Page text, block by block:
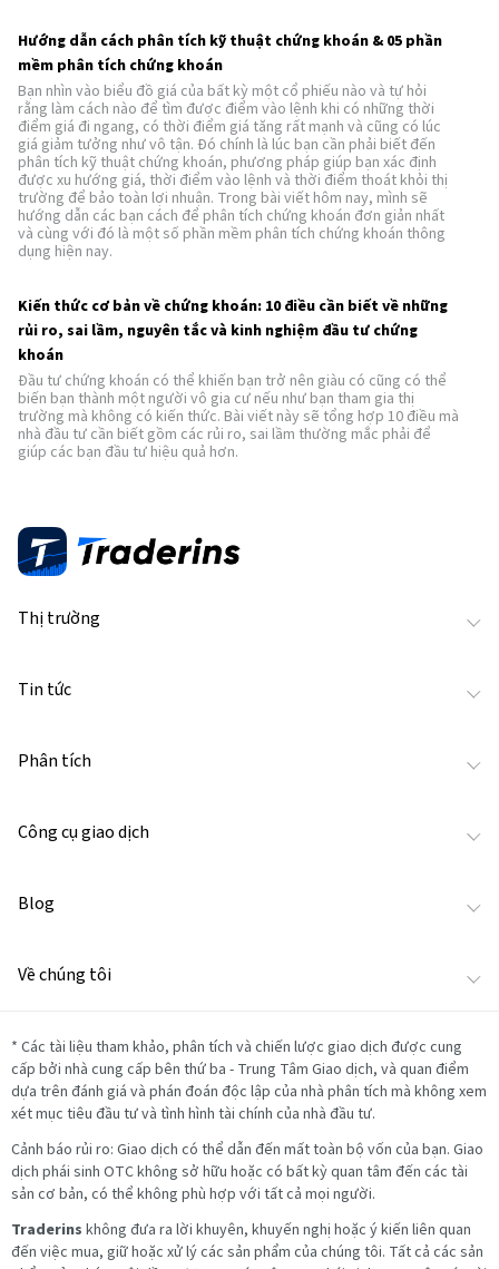
Hướng dẫn cách phân tích kỹ thuật chứng khoán & 05 phần
mềm phân tích chứng khoán
Bạn nhìn vào biểu đồ giá của bất kỳ một cổ phiếu nào và tự hỏi
rằng làm cách nào để tìm được điểm vào lệnh khi có những thời
điểm giá đi ngang, có thời điểm giá tăng rất mạnh và cũng có lúc
giá giảm tưởng như vô tận. Đó chính là lúc bạn cần phải biết đến
phân tích kỹ thuật chứng khoán, phương pháp giúp bạn xác định
được xu hướng giá, thời điểm vào lệnh và thời điểm thoát khỏi thị
trường để bảo toàn lợi nhuận. Trong bài viết hôm nay, mình sẽ
hướng dẫn các bạn cách để phân tích chứng khoán đơn giản nhất
và cùng với đó là một số phần mềm phân tích chứng khoán thông
dụng hiện nay.
Kiến thức cơ bản về chứng khoán: 10 điều cần biết về những
rủi ro, sai lầm, nguyên tắc và kinh nghiệm đầu tư chứng
khoán
Đầu tư chứng khoán có thể khiến bạn trở nên giàu có cũng có thể
biến bạn thành một người vô gia cư nếu như bạn tham gia thị
trường mà không có kiến thức. Bài viết này sẽ tổng hợp 10 điều mà
nhà đầu tư cần biết gồm các rủi ro, sai lầm thường mắc phải để
giúp các bạn đầu tư hiệu quả hơn.
Thị trường
Tin tức
Phân tích
Công cụ giao dịch
Blog
Về chúng tôi
* Các tài liệu tham khảo, phân tích và chiến lược giao dịch được cung
cấp bởi nhà cung cấp bên thứ ba - Trung Tâm Giao dịch, và quan điểm
dựa trên đánh giá và phán đoán độc lập của nhà phân tích mà không xem
xét mục tiêu đầu tư và tình hình tài chính của nhà đầu tư.
Cảnh báo rủi ro: Giao dịch có thể dẫn đến mất toàn bộ vốn của bạn. Giao
dịch phái sinh OTC không sở hữu hoặc có bất kỳ quan tâm đến các tài
sản cơ bản, có thể không phù hợp với tất cả mọi người.
Traderins không đưa ra lời khuyên, khuyến nghị hoặc ý kiến liên quan
đến việc mua, giữ hoặc xử lý các sản phẩm của chúng tôi. Tất cả các sản